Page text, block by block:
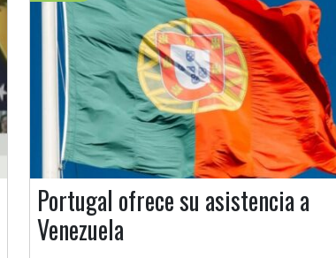
Portugal ofrece su asistencia a
Venezuela